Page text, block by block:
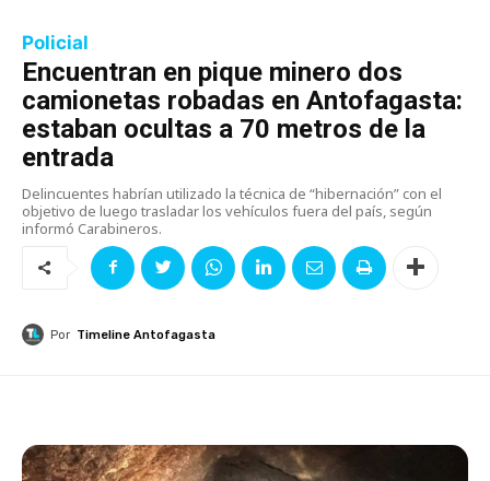
Policial
Encuentran en pique minero dos
camionetas robadas en Antofagasta:
estaban ocultas a 70 metros de la
entrada
Delincuentes habrían utilizado la técnica de “hibernación” con el
objetivo de luego trasladar los vehículos fuera del país, según
informó Carabineros.
Por Timeline Antofagasta